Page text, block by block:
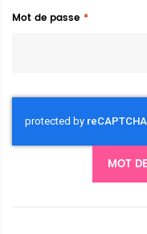
Mot de passe
MOT